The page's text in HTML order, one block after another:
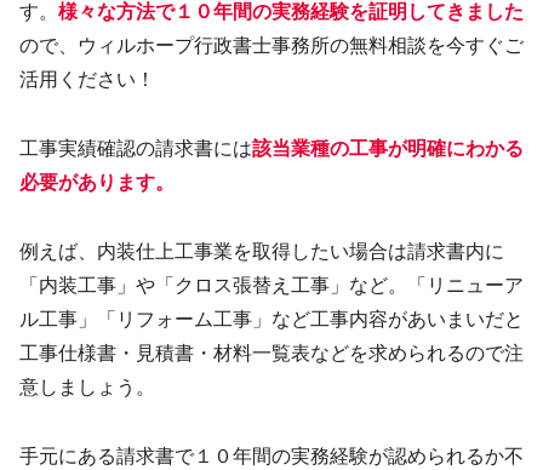
す。 様々な方法で１０年間の実務経験を証明してきました
ので、ウィルホープ行政書士事務所の無料相談を今すぐご
活用ください！
工事実績確認の請求書には該当業種の工事が明確にわかる
必要があります。
例えば、内装仕上工事業を取得したい場合は請求書内に
「内装工事」や「クロス張替え工事」など。「リニューア
ル工事」「リフォーム工事」など工事内容があいまいだと
工事仕様書・見積書・材料一覧表などを求められるので注
意しましょう。
手元にある請求書で１０年間の実務経験が認められるか不